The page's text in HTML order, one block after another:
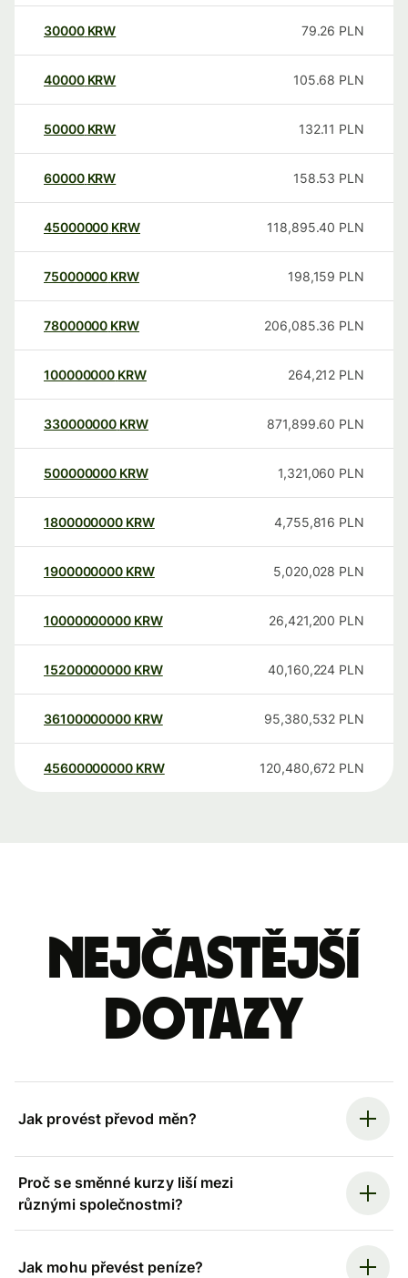
30000 KRW 79.26 PLN
40000 KRW 105.68 PLN
50000 KRW 132.11 PLN
60000 KRW 158.53 PLN
45000000 KRW 118,895.40 PLN
75000000 KRW 198,159 PLN
78000000 KRW 206,085.36 PLN
100000000 KRW 264,212 PLN
330000000 KRW 871,899.60 PLN
500000000 KRW 1,321,060 PLN
1800000000 KRW 4,755,816 PLN
1900000000 KRW 5,020,028 PLN
10000000000 KRW 26,421,200 PLN
15200000000 KRW 40,160,224 PLN
36100000000 KRW 95,380,532 PLN
45600000000 KRW 120,480,672 PLN
Nejčastější
dotazy
Jak provést převod měn?
Proč se směnné kurzy liší mezi
různými společnostmi?
Jak mohu převést peníze?